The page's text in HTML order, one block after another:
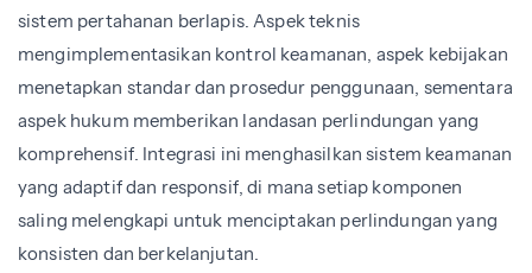
sistem pertahanan berlapis. Aspek teknis
mengimplementasikan kontrol keamanan, aspek kebijakan
menetapkan standar dan prosedur penggunaan, sementara
aspek hukum memberikan landasan perlindungan yang
komprehensif. Integrasi ini menghasilkan sistem keamanan
yang adaptif dan responsif, di mana setiap komponen
saling melengkapi untuk menciptakan perlindungan yang
konsisten dan berkelanjutan.